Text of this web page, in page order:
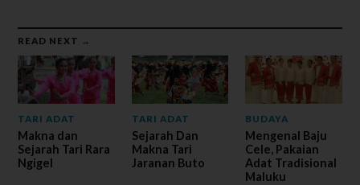
READ NEXT →
TARI ADAT
Makna dan
Sejarah Tari Rara
Ngigel
TARI ADAT
Sejarah Dan
Makna Tari
Jaranan Buto
BUDAYA
Mengenal Baju
Cele, Pakaian
Adat Tradisional
Maluku